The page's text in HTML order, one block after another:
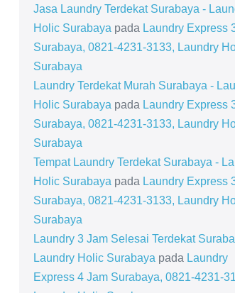
Jasa Laundry Terdekat Surabaya -
Holic Surabaya pada Laundry Express
Surabaya, 0821-4231-3133, Laundry
Surabaya
Laundry Terdekat Murah Surabaya -
Holic Surabaya pada Laundry Express
Surabaya, 0821-4231-3133, Laundry
Surabaya
Tempat Laundry Terdekat Surabaya -
Holic Surabaya pada Laundry Express
Surabaya, 0821-4231-3133, Laundry
Surabaya
Laundry 3 Jam Selesai Terdekat
Laundry Holic Surabaya pada Laundry
Express 4 Jam Surabaya, 0821-4231-